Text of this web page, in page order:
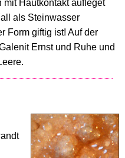
mit Hautkontakt aufleget
als Steinwasser
Form giftig ist! Auf der
Ernst und Ruhe und